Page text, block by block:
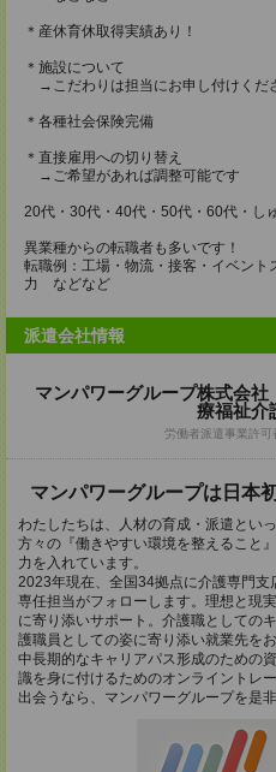
＊産休育休取得実績あり！
＊施設について
→こだわりは担当にお申し付けくだ
＊各種社会保険完備
＊直接雇用への切り替え
→ご希望があれば調整可能です
20代・30代・40代・50代・60代・し
異業種からの転職者も多いです！
転職例：工場・物流・接客・イベント
力 などなど
派遣会社情報
マンパワーグループ株式会
療福祉介
労働者派遣事業許
マンパワーグループは日本
わたしたちは、人材の育成・派遣とい
方々の『働きやすい環境を整えること
力を入れています。
2023年現在、全国34拠点に介護専門
専任担当がフォローします。理想と現
に寄り添いサポート。介護職としての
護職員としての姿に寄り添い就業先をお
中長期的なキャリアパス形成のための
識を身に付けるためのオンライントレ
出会うなら、マンパワーグループを是